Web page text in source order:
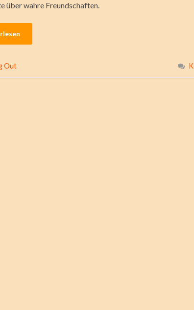
über wahre Freundschaften.
Out